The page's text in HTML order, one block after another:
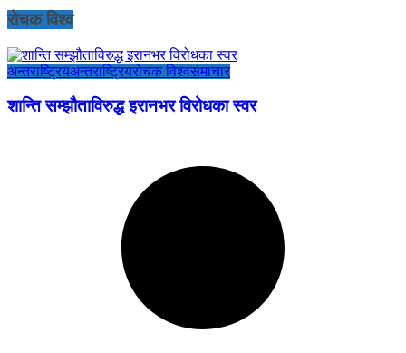
रोचक विश्व
अन्तराष्ट्रियअन्तराष्ट्रियरोचक विश्वसमाचार
शान्ति सम्झौताविरुद्ध इरानभर विरोधका स्वर